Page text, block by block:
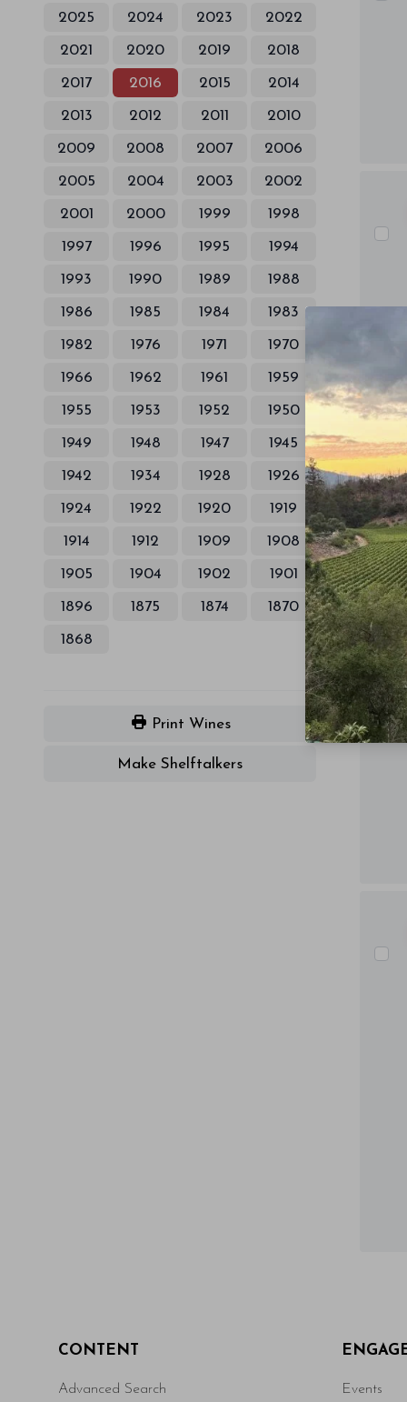
2025 2024 2023 2022
2021 2020 2019 2018
2017 2016 2015 2014
2013 2012 2011 2010
2009 2008 2007 2006
2005 2004 2003 2002
2001 2000 1999 1998
1997 1996 1995 1994
1993 1990 1989 1988
1986 1985 1984 1983
1982 1976 1971 1970
1966 1962 1961 1959
1955 1953 1952 1950
1949 1948 1947 1945
1942 1934 1928 1926
1924 1922 1920 1919
1914 1912 1909 1908
1905 1904 1902 1901
1896 1875 1874 1870
1868
Print Wines
Make Shelftalkers
CONTENT
Advanced Search Events